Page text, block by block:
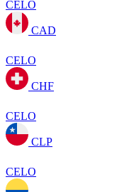
CELO
CAD
CELO
CHF
CELO
CLP
CELO